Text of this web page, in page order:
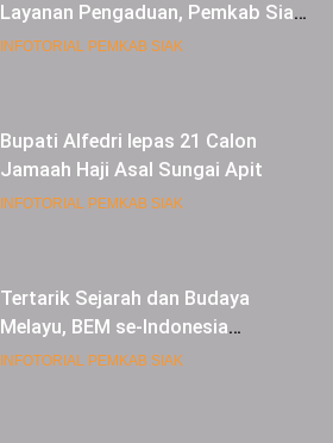
Layanan Pengaduan, Pemkab Siak
Luncurkan Aplikasi SIP PUAN
INFOTORIAL PEMKAB SIAK
Bupati Alfedri lepas 21 Calon
Jamaah Haji Asal Sungai Apit
INFOTORIAL PEMKAB SIAK
Tertarik Sejarah dan Budaya
Melayu, BEM se-Indonesia
Berkunjung ke Kabupaten Siak
INFOTORIAL PEMKAB SIAK